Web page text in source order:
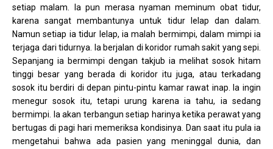
setiap malam. Ia pun merasa nyaman meminum obat tidur,
karena sangat membantunya untuk tidur lelap dan dalam.
Namun setiap ia tidur lelap, ia malah bermimpi, dalam mimpi ia
terjaga dari tidurnya. Ia berjalan di koridor rumah sakit yang sepi.
Sepanjang ia bermimpi dengan takjub ia melihat sosok hitam
tinggi besar yang berada di koridor itu juga, atau terkadang
sosok itu berdiri di depan pintu-pintu kamar rawat inap. Ia ingin
menegur sosok itu, tetapi urung karena ia tahu, ia sedang
bermimpi. Ia akan terbangun setiap harinya ketika perawat yang
bertugas di pagi hari memeriksa kondisinya. Dan saat itu pula ia
mengetahui bahwa ada pasien yang meninggal dunia, dan